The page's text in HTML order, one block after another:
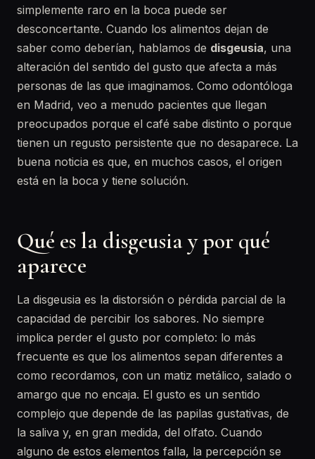
simplemente raro en la boca puede ser
desconcertante. Cuando los alimentos dejan de
saber como deberían, hablamos de disgeusia, una
alteración del sentido del gusto que afecta a más
personas de las que imaginamos. Como odontóloga
en Madrid, veo a menudo pacientes que llegan
preocupados porque el café sabe distinto o porque
tienen un regusto persistente que no desaparece. La
buena noticia es que, en muchos casos, el origen
está en la boca y tiene solución.
Qué es la disgeusia y por qué
aparece
La disgeusia es la distorsión o pérdida parcial de la
capacidad de percibir los sabores. No siempre
implica perder el gusto por completo: lo más
frecuente es que los alimentos sepan diferentes a
como recordamos, con un matiz metálico, salado o
amargo que no encaja. El gusto es un sentido
complejo que depende de las papilas gustativas, de
la saliva y, en gran medida, del olfato. Cuando
alguno de estos elementos falla, la percepción se